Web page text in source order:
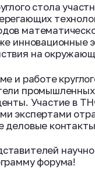
стола
инновационные
на
и работе
Участие в
экспертами
деловые
форума!